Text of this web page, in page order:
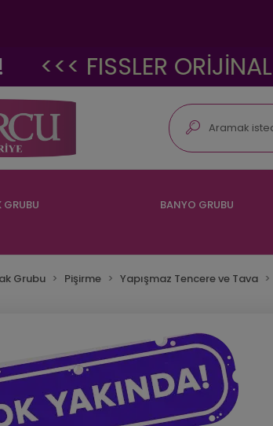
FISSLER ORİJİNAL
GRUBU BANYO GRUBU
Grubu Pişirme Yapışmaz Tencere ve Tava